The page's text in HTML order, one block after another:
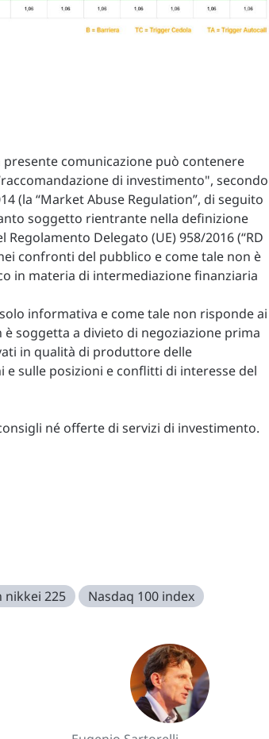
comunicazione può contenere
di investimento", secondo
(la “Market Abuse Regulation”, di seguito
soggetto rientrante nella definizione
Regolamento Delegato (UE) 958/2016 (“RD
confronti del pubblico e come tale non è
in materia di intermediazione finanziaria
informativa e come tale non risponde ai
soggetta a divieto di negoziazione prima
in qualità di produttore delle
sulle posizioni e conflitti di interesse del
né offerte di servizi di investimento.
nikkei 225 Nasdaq 100 index